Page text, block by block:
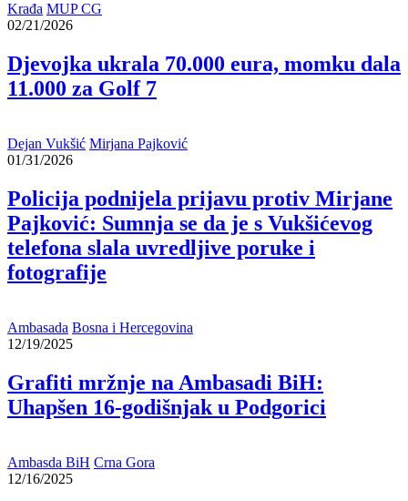
Krađa MUP CG
02/21/2026
Djevojka ukrala 70.000 eura, momku dala
11.000 za Golf 7
Dejan Vukšić Mirjana Pajković
01/31/2026
Policija podnijela prijavu protiv Mirjane
Pajković: Sumnja se da je s Vukšićevog
telefona slala uvredljive poruke i
fotografije
Ambasada Bosna i Hercegovina
12/19/2025
Grafiti mržnje na Ambasadi BiH:
Uhapšen 16-godišnjak u Podgorici
Ambasda BiH Crna Gora
12/16/2025